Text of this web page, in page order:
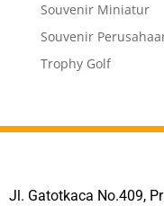
Souvenir Miniatur
Souvenir
Trophy Golf
Jl. Gatotkaca No.409,